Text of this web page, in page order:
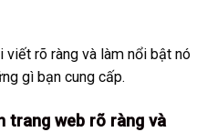
viết rõ ràng và làm nổi bật nó
gì bạn cung cấp.
trang web rõ ràng và